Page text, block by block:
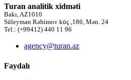
Turan analitik xidməti
Bakı, AZ1010
Süleyman Rəhimov küç.,186, Mən. 24
Tel.: (+99412) 440 11 96
agency@turan.az
Faydalı